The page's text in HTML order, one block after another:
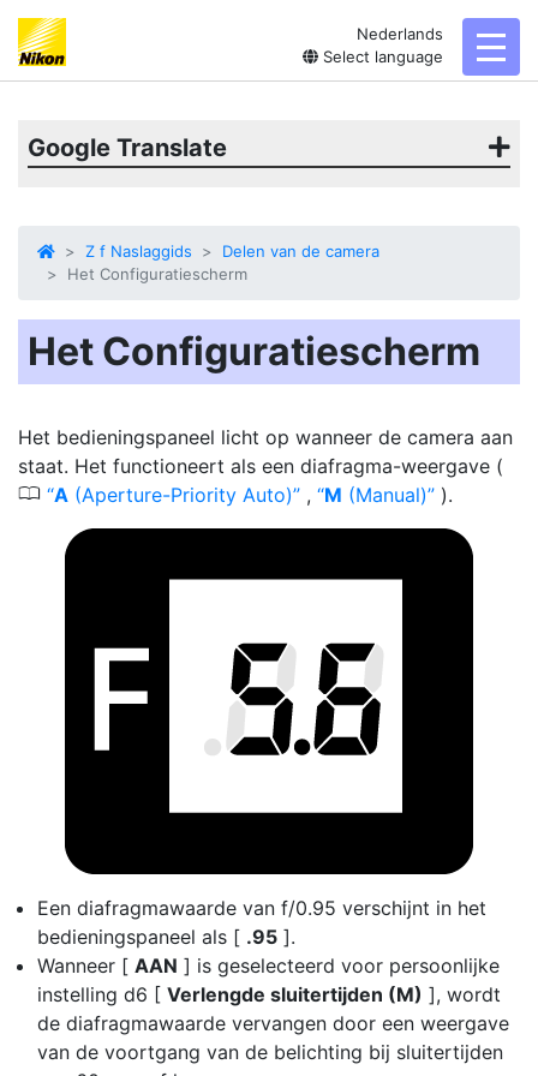
Nederlands
Select language
Google Translate
Z f Naslaggids
Delen van de camera
Het Configuratiescherm
Het Configuratiescherm
Het bedieningspaneel licht op wanneer de camera aan
staat. Het functioneert als een diafragma-weergave (
0 A (Aperture-Priority Auto) , M (Manual) ).
Een diafragmawaarde van f/0.95 verschijnt in het
bedieningspaneel als [ .95 ].
Wanneer [ AAN ] is geselecteerd voor persoonlijke
instelling d6 [ Verlengde sluitertijden (M) ], wordt
de diafragmawaarde vervangen door een weergave
van de voortgang van de belichting bij sluitertijden